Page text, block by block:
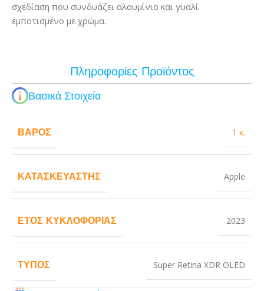
σχεδίαση που συνδυάζει αλουμίνιο και γυαλί
εμποτισμένο με χρώμα.
Πληροφορίες Προϊόντος
Βασικά Στοιχεία
ΒΆΡΟΣ 1 κ.
ΚΑΤΑΣΚΕΥΑΣΤΉΣ Apple
ΈΤΟΣ ΚΥΚΛΟΦΟΡΊΑΣ 2023
ΤΎΠΟΣ Super Retina XDR OLED